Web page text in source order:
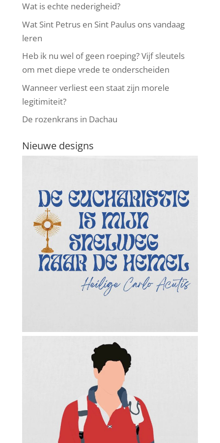
Wat is echte nederigheid?
Wat Sint Petrus en Sint Paulus ons vandaag
leren
Heb ik nu wel of geen roeping? Vijf sleutels
om met diepe vrede te onderscheiden
Wanneer verliest een staat zijn morele
legitimiteit?
De rozenkrans in Dachau
Nieuwe designs